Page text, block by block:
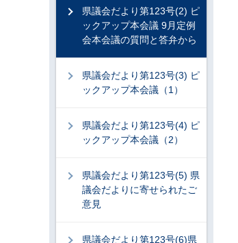
県議会だより第123号(2) ピ
ックアップ本会議 9月定例
会本会議の質問と答弁から
県議会だより第123号(3) ピ
ックアップ本会議（1）
県議会だより第123号(4) ピ
ックアップ本会議（2）
県議会だより第123号(5) 県
議会だよりに寄せられたご
意見
県議会だより第123号(6)県